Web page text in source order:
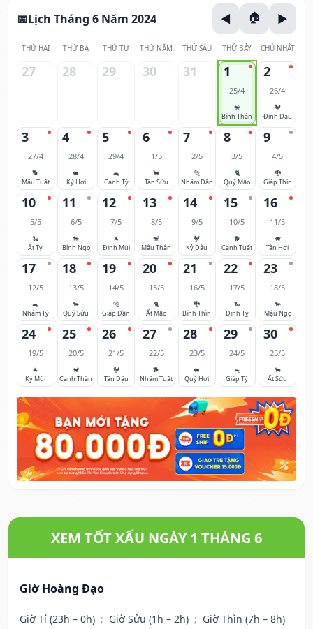
Lịch Tháng 6 Năm 2024
THỨ HAI THỨ BA THỨ TƯ THỨ NĂM THỨ SÁU THỨ BẢY CHỦ NHẬT
27 28 29 30 31 1
25/4
🐒
Bính Thân
2
26/4
🐓
Đinh Dậu
3
27/4
🐕
Mậu Tuất
4
28/4
🐖
Kỷ Hợi
5
29/4
🐀
Canh Tý
6
1/5
🐂
Tân Sửu
7
2/5
🐅
Nhâm Dần
8
3/5
🐈
Quý Mão
9
4/5
🐉
Giáp Thìn
10
5/5
🐍
Ất Tỵ
11
6/5
🐎
Bính Ngọ
12
7/5
🐐
Đinh Mùi
13
8/5
🐒
Mậu Thân
14
9/5
🐓
Kỷ Dậu
15
10/5
🐕
Canh Tuất
16
11/5
🐖
Tân Hợi
17
12/5
🐀
Nhâm Tý
18
13/5
🐂
Quý Sửu
19
14/5
🐅
Giáp Dần
20
15/5
🐈
Ất Mão
21
16/5
🐉
Bính Thìn
22
17/5
🐍
Đinh Tỵ
23
18/5
🐎
Mậu Ngọ
24
19/5
🐐
Kỷ Mùi
25
20/5
🐒
Canh Thân
26
21/5
🐓
Tân Dậu
27
22/5
🐕
Nhâm Tuất
28
23/5
🐖
Quý Hợi
29
24/5
🐀
Giáp Tý
30
25/5
🐂
Ất Sửu
XEM TỐT XẤU NGÀY 1 THÁNG 6
Giờ Hoàng Đạo
Giờ Tí (23h – 0h) ; Giờ Sửu (1h – 2h) ; Giờ Thìn (7h – 8h)